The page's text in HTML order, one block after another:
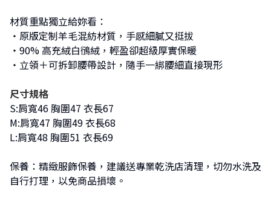
材質重點獨立給妳看：
・原版定制羊毛混紡材質，手感細膩又挺拔
・90% 高充絨白鴴絨，輕盈卻超級厚實保暖
・立領＋可拆卸腰帶設計，隨手一綁腰細直接現形
尺寸規格
S:肩寬46 胸圍47 衣長67
M:肩寬47 胸圍49 衣長68
L:肩寬48 胸圍51 衣長69
保養：精緻服飾保養，建議送專業乾洗店清理，切勿水洗及
自行打理，以免商品損壞。